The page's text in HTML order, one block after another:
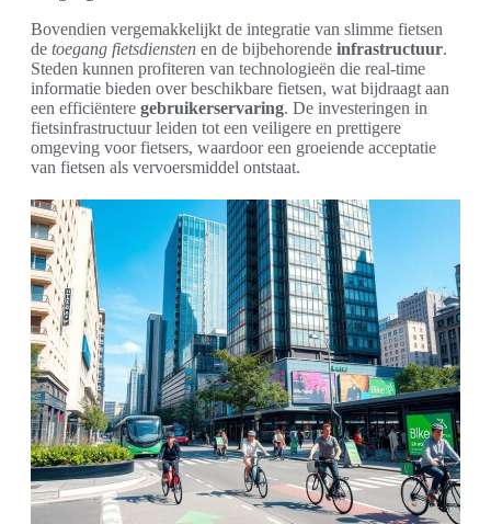
Bovendien vergemakkelijkt de integratie van slimme fietsen
de toegang fietsdiensten en de bijbehorende infrastructuur.
Steden kunnen profiteren van technologieën die real-time
informatie bieden over beschikbare fietsen, wat bijdraagt aan
een efficiëntere gebruikerservaring. De investeringen in
fietsinfrastructuur leiden tot een veiligere en prettigere
omgeving voor fietsers, waardoor een groeiende acceptatie
van fietsen als vervoersmiddel ontstaat.